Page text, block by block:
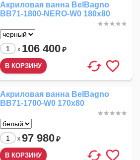
Акриловая ванна BelBagno
BB71-1800-NERO-W0 180x80
x 106 400₽
Акриловая ванна BelBagno
BB71-1700-W0 170x80
x 97 980₽